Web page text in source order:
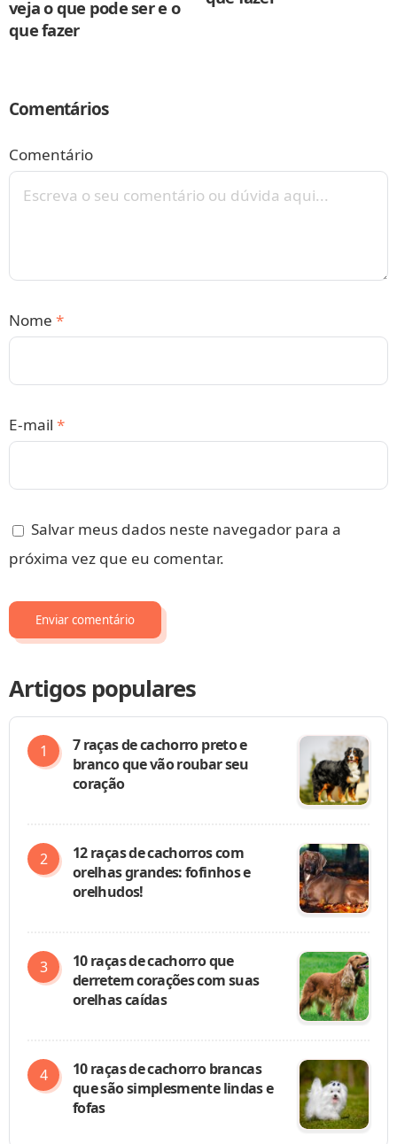
veja o que pode ser e o
que fazer
Comentários
Comentário
Nome *
E-mail *
Salvar meus dados neste navegador para a
próxima vez que eu comentar.
Artigos populares
7 raças de cachorro preto e
branco que vão roubar seu
coração
12 raças de cachorros com
orelhas grandes: fofinhos e
orelhudos!
10 raças de cachorro que
derretem corações com suas
orelhas caídas
10 raças de cachorro brancas
que são simplesmente lindas e
fofas